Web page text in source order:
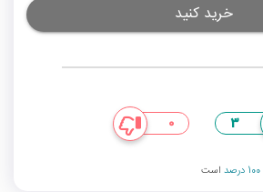
خرید کنید
3
0
100 درصد است